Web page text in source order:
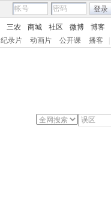
登录
三农 商城 社区 微博 博客
纪录片 动画片 公开课 播客